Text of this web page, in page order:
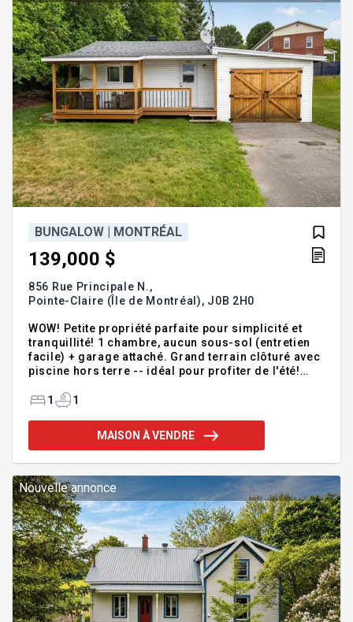
BUNGALOW | MONTRÉAL
139,000 $
856 Rue Principale N.,
Pointe-Claire (Île de Montréal), J0B 2H0
WOW! Petite propriété parfaite pour simplicité et
tranquillité! 1 chambre, aucun sous-sol (entretien
facile) + garage attaché. Grand terrain clôturé avec
piscine hors terre -- idéal pour profiter de l'été!
parcs et du centre-ville de Richmond. Un mode de
personne seule ou couple. Faites vite! Addenda
chambre unique, je propose un espace de
1 1
MAISON À VENDRE
Nouvelle annonce